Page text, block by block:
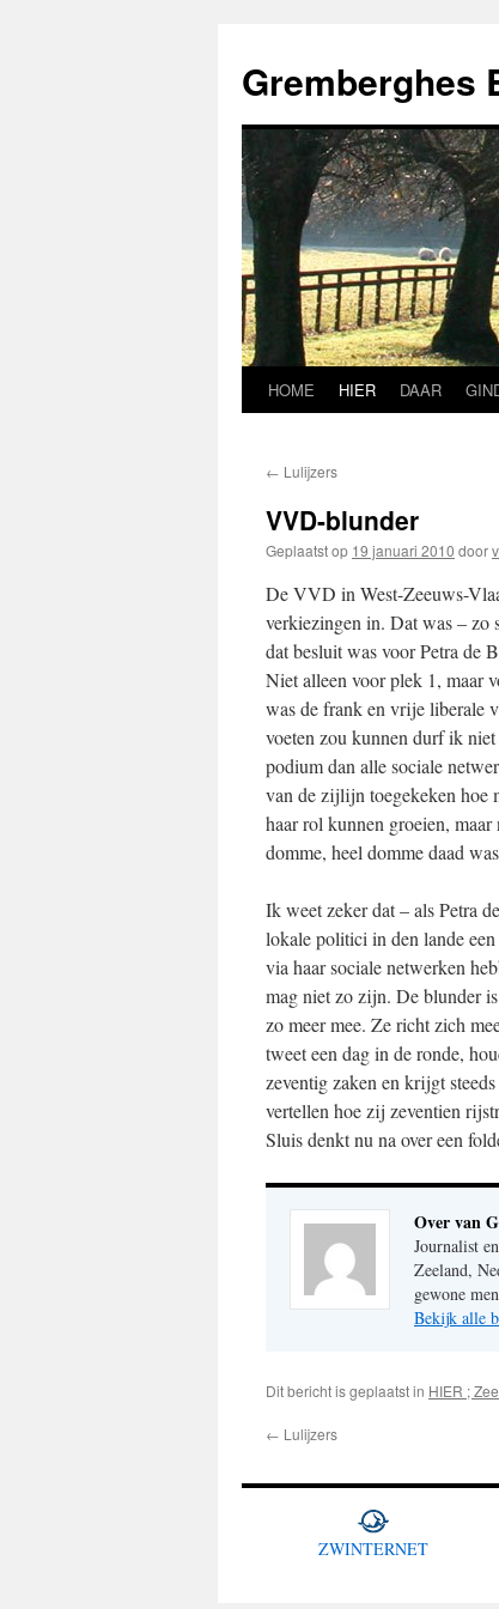
de
inhoud
Gremberghes
HOME HIER DAAR
← Lulijzers
VVD-blunder
Geplaatst op 19 januari 2010 door
De VVD in West-Zeeuws-
verkiezingen in. Dat was – zo
dat besluit was voor Petra de
Niet alleen voor plek 1, maar
was de frank en vrije liberale
voeten zou kunnen durf ik
podium dan alle sociale
van de zijlijn toegekeken hoe
haar rol kunnen groeien,
domme, heel domme daad
Ik weet zeker dat – als Petra
lokale politici in den lande een
via haar sociale netwerken
mag niet zo zijn. De blunder
zo meer mee. Ze richt zich
tweet een dag in de ronde,
zeventig zaken en krijgt
vertellen hoe zij zeventien
Sluis denkt nu na over een
Over van
Journalist
Zeeland,
gewone
Bekijk alle
Dit bericht is geplaatst in HIER ;
← Lulijzers
ZWINTERNET